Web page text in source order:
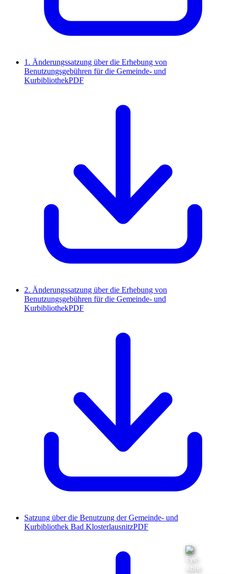
1. Änderungssatzung über die Erhebung von
Benutzungsgebühren für die Gemeinde- und
KurbibliothekPDF
2. Änderungssatzung über die Erhebung von
Benutzungsgebühren für die Gemeinde- und
KurbibliothekPDF
Satzung über die Benutzung der Gemeinde- und
Kurbibliothek Bad KlosterlausnitzPDF